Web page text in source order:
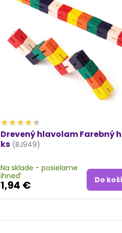
Drevený hlavolam Farebný
ks (BJ949)
Na sklade - posielame
ihneď
1,94 € Do